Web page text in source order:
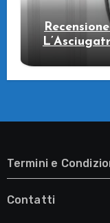
Termini e
Contatti